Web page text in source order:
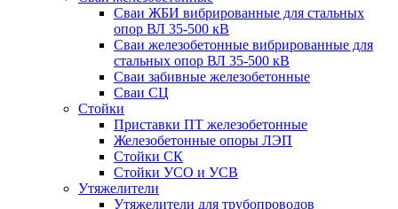
Сваи ЖБИ вибрированные для стальных
опор ВЛ 35-500 кВ
Сваи железобетонные вибрированные для
стальных опор ВЛ 35-500 кВ
Сваи забивные железобетонные
Сваи СЦ
Стойки
Приставки ПТ железобетонные
Железобетонные опоры ЛЭП
Стойки СК
Стойки УСО и УСВ
Утяжелители
Утяжелители для трубопроводов